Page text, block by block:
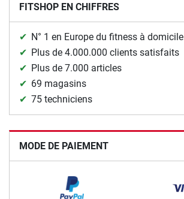
FITSHOP EN CHIFFRES
N° 1 en Europe du fitness à domicile
Plus de 4.000.000 clients satisfaits
Plus de 7.000 articles
69 magasins
75 techniciens
MODE DE PAIEMENT